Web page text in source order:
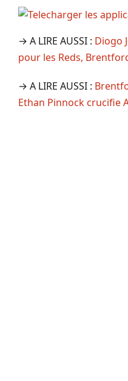
→ A LIRE AUSSI : Diogo
pour les Reds,
→ A LIRE AUSSI :
Ethan Pinnock crucifie